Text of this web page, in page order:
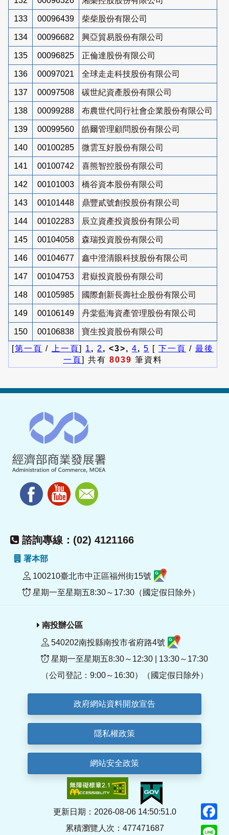
133 00096439 柴柴股份有限公司
134 00096682 興亞貿易股份有限公司
135 00096825 正倫達股份有限公司
136 00097021 全球走走科技股份有限公司
137 00097508 碳世紀資產股份有限公司
138 00099288 布農世代同行社會企業股份有限公司
139 00099560 皓爾管理顧問股份有限公司
140 00100285 微雲互好股份有限公司
141 00100742 喜熊智控股份有限公司
142 00101003 橋谷資本股份有限公司
143 00101448 鼎豐貳號創投股份有限公司
144 00102283 辰立資產投資股份有限公司
145 00104058 森瑞投資股份有限公司
146 00104677 鑫中澄清眼科技股份有限公司
147 00104753 君嶽投資股份有限公司
148 00105985 國際創新長壽社企股份有限公司
149 00106149 丹棠藍海資產管理股份有限公司
150 00106838
寶生投資股份有限公司
[第一頁 / 上一頁] 1 , 2 , <3>, 4, 5 [ 下一頁 / 最後
一頁] 共有 8039 筆資料
諮詢專線：(02) 4121166
署本部
100210臺北市中正區福州街15號
星期一至星期五8:30～17:30（國定假日除外）
南投辦公區
540202南投縣南投市省府路4號
星期一至星期五8:30～12:30 | 13:30～17:30
（公司登記：9:00～16:30）（國定假日除外）
政府網站資料開放宣告
隱私權政策
網站安全政策
更新日期：2026-08-06 14:50:51.0
累積瀏覽人次：477471687